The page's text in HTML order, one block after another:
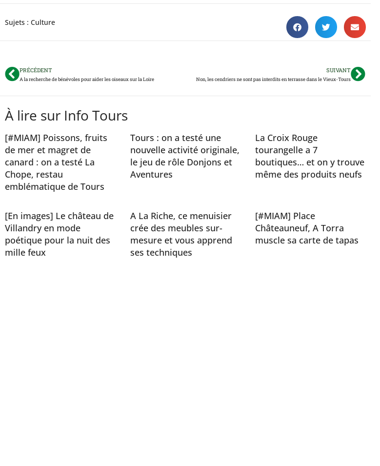
Sujets : Culture
PRÉCÉDENT
A la recherche de bénévoles pour aider les oiseaux sur la Loire
SUIVANT
Non, les cendriers ne sont pas interdits en terrasse dans le Vieux-Tours
À lire sur Info Tours
[#MIAM] Poissons, fruits
de mer et magret de
canard : on a testé La
Chope, restau
emblématique de Tours
Tours : on a testé une
nouvelle activité originale,
le jeu de rôle Donjons et
Aventures
La Croix Rouge
tourangelle a 7
boutiques… et on y trouve
même des produits neufs
[En images] Le château de
Villandry en mode
poétique pour la nuit des
mille feux
A La Riche, ce menuisier
crée des meubles sur-
mesure et vous apprend
ses techniques
[#MIAM] Place
Châteauneuf, A Torra
muscle sa carte de tapas